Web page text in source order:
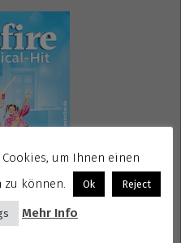
um Ihnen einen
zu können.
Ok Reject
Mehr Info